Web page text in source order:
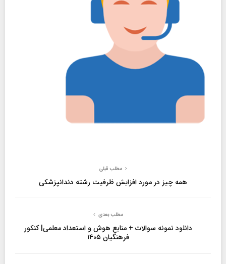
مطلب قبلی
همه چیز در مورد افزایش ظرفیت رشته دندانپزشکی
مطلب بعدی
دانلود نمونه سوالات + منابع هوش و استعداد معلمی| کنکور
فرهنگیان ۱۴۰۵